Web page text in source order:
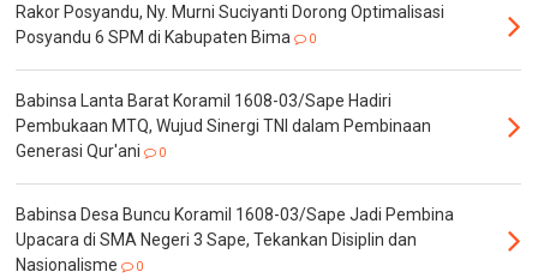
Rakor Posyandu, Ny. Murni Suciyanti Dorong Optimalisasi
Posyandu 6 SPM di Kabupaten Bima
0
Babinsa Lanta Barat Koramil 1608-03/Sape Hadiri
Pembukaan MTQ, Wujud Sinergi TNI dalam Pembinaan
Generasi Qur'ani
0
Babinsa Desa Buncu Koramil 1608-03/Sape Jadi Pembina
Upacara di SMA Negeri 3 Sape, Tekankan Disiplin dan
Nasionalisme
0